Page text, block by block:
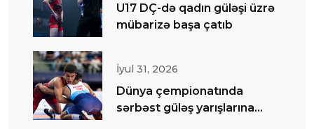
U17 DÇ-də qadın güləşi üzrə
mübarizə başa çatıb
İyul 31, 2026
Dünya çempionatında
sərbəst güləş yarışlarına